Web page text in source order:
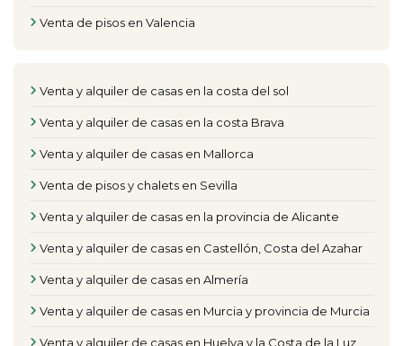
Venta de pisos en Valencia
Venta y alquiler de casas en la costa del sol
Venta y alquiler de casas en la costa Brava
Venta y alquiler de casas en Mallorca
Venta de pisos y chalets en Sevilla
Venta y alquiler de casas en la provincia de Alicante
Venta y alquiler de casas en Castellón, Costa del Azahar
Venta y alquiler de casas en Almería
Venta y alquiler de casas en Murcia y provincia de Murcia
Venta y alquiler de casas en Huelva y la Costa de la Luz